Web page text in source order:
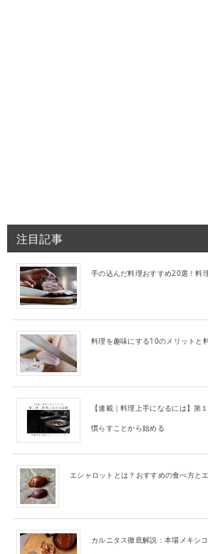
注目記事
手の込んだ料理おすすめ20選！料
料理を趣味にする10のメリットと
【連載｜料理上手になるには】第
慣らすことから始める
エシャロットとは？おすすめの食べ方と
カルニタス徹底解説：本場メキシ